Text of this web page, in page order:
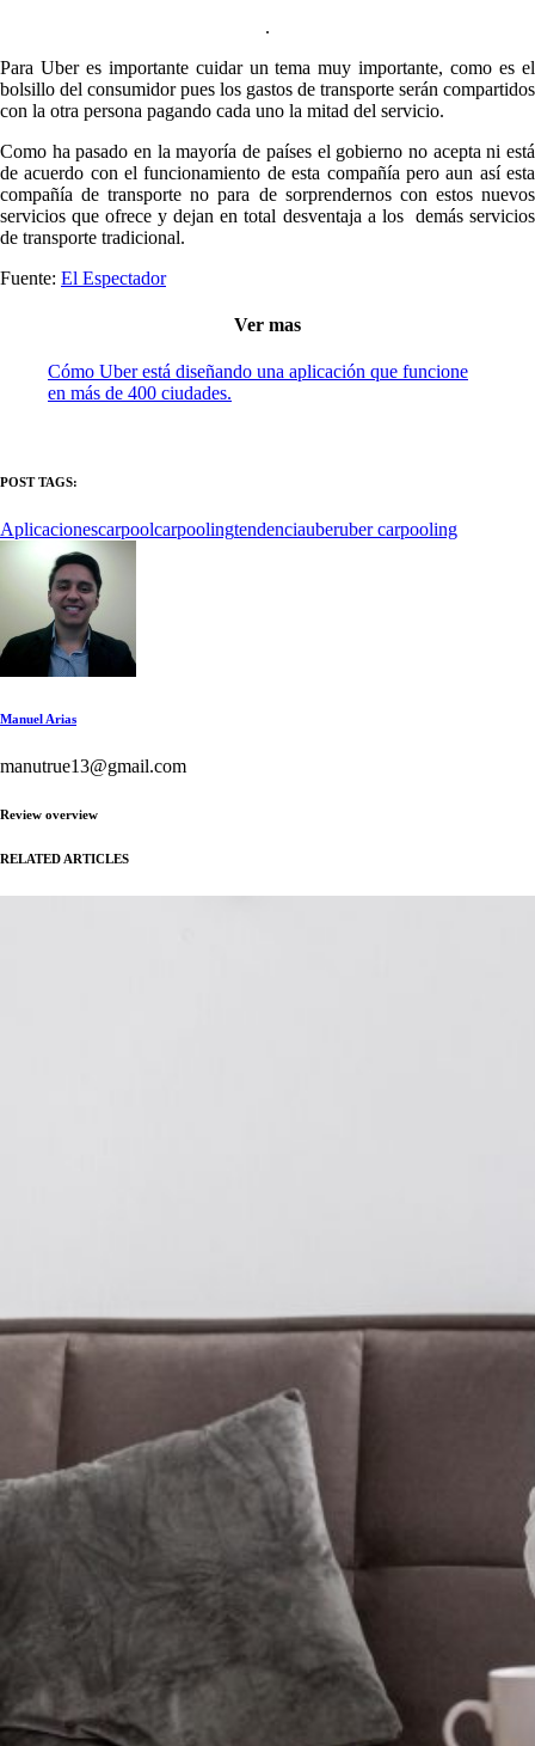
.
Para Uber es importante cuidar un tema muy importante, como es el
bolsillo del consumidor pues los gastos de transporte serán compartidos
con la otra persona pagando cada uno la mitad del servicio.
Como ha pasado en la mayoría de países el gobierno no acepta ni está
de acuerdo con el funcionamiento de esta compañía pero aun así esta
compañía de transporte no para de sorprendernos con estos nuevos
servicios que ofrece y dejan en total desventaja a los demás servicios
de transporte tradicional.
Fuente: El Espectador
Ver mas
Cómo Uber está diseñando una aplicación que funcione
en más de 400 ciudades.
POST TAGS:
Aplicacionescarpoolcarpoolingtendenciauberuber carpooling
Manuel Arias
manutrue13@gmail.com
Review overview
RELATED ARTICLES